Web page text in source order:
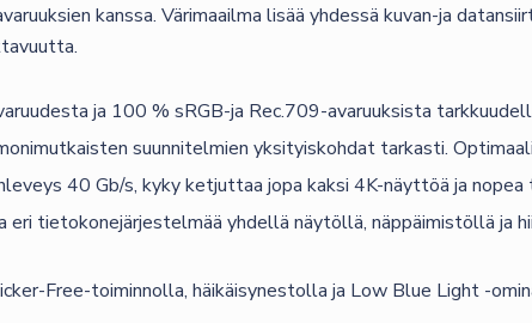
kanssa. Värimaailma lisää yhdessä kuvan-ja
ja 100 % sRGB-ja Rec.709-avaruuksista
suunnitelmien yksityiskohdat tarkasti.
40 Gb/s, kyky ketjuttaa jopa kaksi 4K-näyttöä ja nopea
eri tietokonejärjestelmää yhdellä näytöllä, näppäimistöllä ja
Free-toiminnolla, häikäisynestolla ja Low Blue Light -